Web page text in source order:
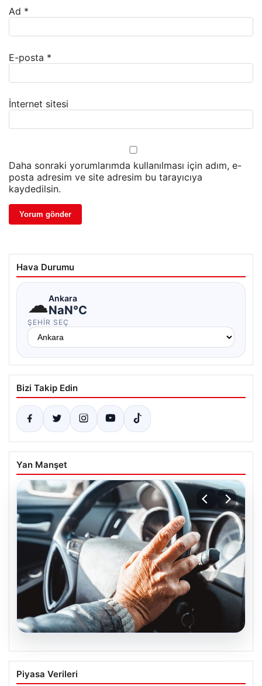
Ad *
E-posta *
İnternet sitesi
Daha sonraki yorumlarımda kullanılması için adım, e-
posta adresim ve site adresim bu tarayıcıya
kaydedilsin.
Hava Durumu
☁Ankara
NaN°C
ŞEHIR SEÇ
Bizi Takip Edin
Yan Manşet
08.08.2026
Emekliye ÖTV’siz araç verilecek mi,
yasa çıkacak mı? Milyonlarca emekli
Piyasa Verileri